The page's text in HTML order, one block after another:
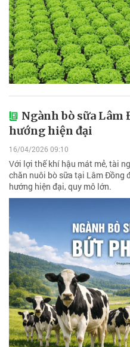
Ngành bò sữa Lâm
hướng hiện đại
16/04/2026 09:10
Với lợi thế khí hậu mát mẻ, tài
chăn nuôi bò sữa tại Lâm Đồng
hướng hiện đại, quy mô lớn.